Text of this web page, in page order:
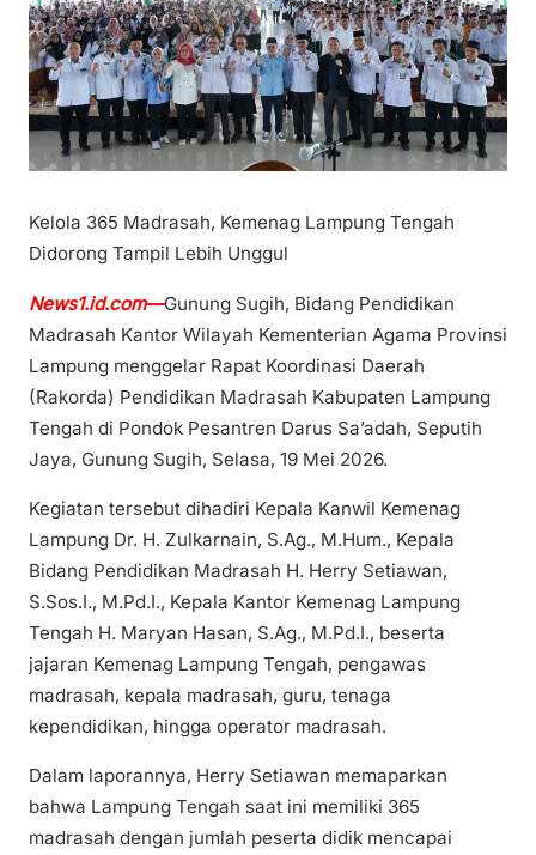
Kelola 365 Madrasah, Kemenag Lampung Tengah
Didorong Tampil Lebih Unggul
News1.id.com—Gunung Sugih, Bidang Pendidikan
Madrasah Kantor Wilayah Kementerian Agama Provinsi
Lampung menggelar Rapat Koordinasi Daerah
(Rakorda) Pendidikan Madrasah Kabupaten Lampung
Tengah di Pondok Pesantren Darus Sa’adah, Seputih
Jaya, Gunung Sugih, Selasa, 19 Mei 2026.
Kegiatan tersebut dihadiri Kepala Kanwil Kemenag
Lampung Dr. H. Zulkarnain, S.Ag., M.Hum., Kepala
Bidang Pendidikan Madrasah H. Herry Setiawan,
S.Sos.I., M.Pd.I., Kepala Kantor Kemenag Lampung
Tengah H. Maryan Hasan, S.Ag., M.Pd.I., beserta
jajaran Kemenag Lampung Tengah, pengawas
madrasah, kepala madrasah, guru, tenaga
kependidikan, hingga operator madrasah.
Dalam laporannya, Herry Setiawan memaparkan
bahwa Lampung Tengah saat ini memiliki 365
madrasah dengan jumlah peserta didik mencapai